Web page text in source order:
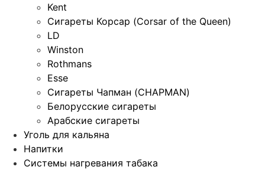
Kent
Сигареты Корсар (Corsar of the Queen)
LD
Winston
Rothmans
Esse
Сигареты Чапман (CHAPMAN)
Белорусские сигареты
Арабские сигареты
Уголь для кальяна
Напитки
Системы нагревания табака